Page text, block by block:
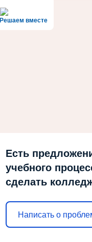
Решаем вместе
Есть
учебного
сделать
Написать о